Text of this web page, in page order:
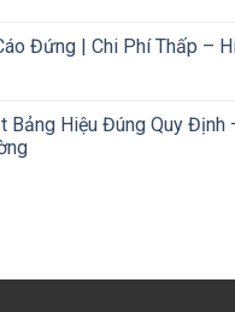
Đứng | Chi Phí Thấp –
Bảng Hiệu Đúng Quy Định